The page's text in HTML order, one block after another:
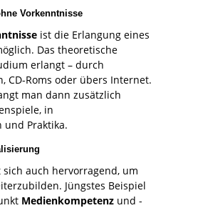
Vorkenntnisse
ist die Erlangung eines
Das theoretische
erlangt – durch
CD-Roms oder übers Internet.
man dann zusätzlich
in
und Praktika.
auch hervorragend, um
Jüngstes Beispiel
Medienkompetenz und -